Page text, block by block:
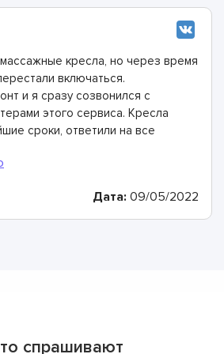
кресла, но через время
включаться.
и я сразу созвонился с
этого сервиса. Кресла
сроки, ответили на все
Дата: 09/05/2022
спрашивают